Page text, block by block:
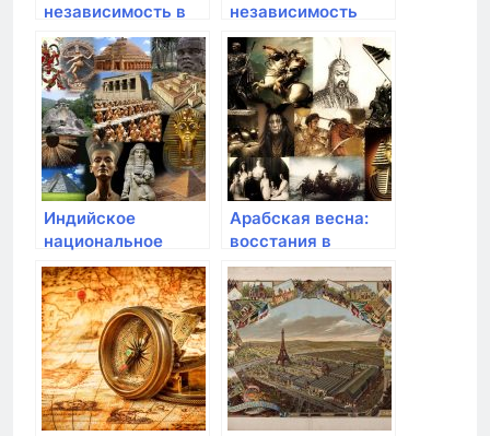
независимость в
Афганистане и
Иране
независимость
наций в Латинской
Америке
Индийское
национальное
движение и борьба
за свободу
Арабская весна:
восстания в
странах Африки и
Ближнего Востока